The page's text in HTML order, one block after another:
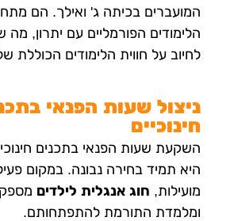
המועברים בכיתה ג' ואילך. הם
הלימודים הפורמליים עם יתרון, מה
לחיוב על חווית הלימודים הכוללת
ניצול שעות הפנאי
חינוכיים
השקעת שעות הפנאי בתכנים
היא תמיד בחירה נבונה. במקום
מועילות, חוג אנגלית לילדים
ומלמדת התורמת להתפתחותם.